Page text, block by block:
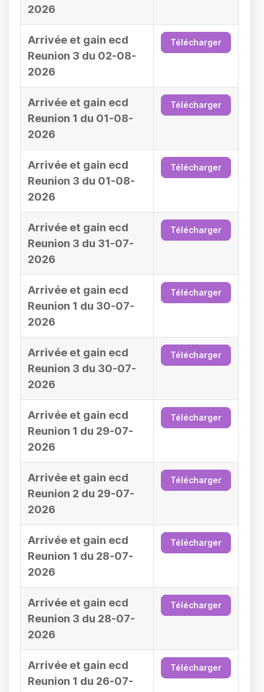
2026
Arrivée et gain ecd
Reunion 3 du 02-08-
2026
Télécharger
Arrivée et gain ecd
Reunion 1 du 01-08-
2026
Télécharger
Arrivée et gain ecd
Reunion 3 du 01-08-
2026
Télécharger
Arrivée et gain ecd
Reunion 3 du 31-07-
2026
Télécharger
Arrivée et gain ecd
Reunion 1 du 30-07-
2026
Télécharger
Arrivée et gain ecd
Reunion 3 du 30-07-
2026
Télécharger
Arrivée et gain ecd
Reunion 1 du 29-07-
2026
Télécharger
Arrivée et gain ecd
Reunion 2 du 29-07-
2026
Télécharger
Arrivée et gain ecd
Reunion 1 du 28-07-
2026
Télécharger
Arrivée et gain ecd
Reunion 3 du 28-07-
2026
Télécharger
Arrivée et gain ecd
Reunion 1 du 26-07-
Télécharger